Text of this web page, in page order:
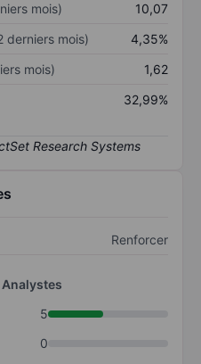
mois)
10,07
derniers mois)
4,35%
mois)
1,62
32,99%
Renforcer
Analystes
5
0